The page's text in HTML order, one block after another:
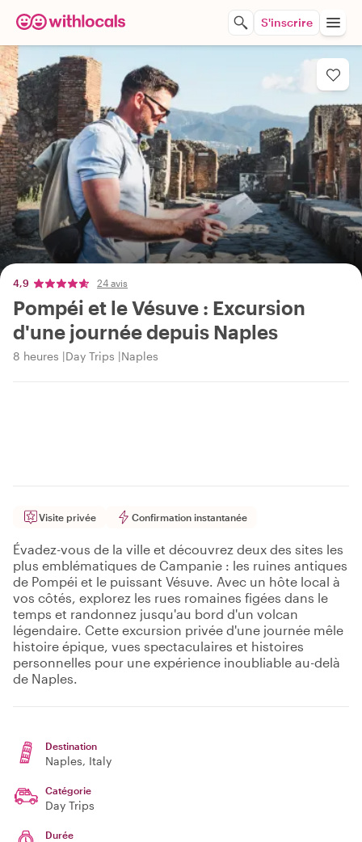
S'inscrire
4,9 24 avis
Pompéi et le Vésuve : Excursion
d'une journée depuis Naples
8 heures Day Trips Naples
Visite privée Confirmation instantanée
Évadez-vous de la ville et découvrez deux des sites les
plus emblématiques de Campanie : les ruines antiques
de Pompéi et le puissant Vésuve. Avec un hôte local à
vos côtés, explorez les rues romaines figées dans le
temps et randonnez jusqu'au bord d'un volcan
légendaire. Cette excursion privée d'une journée mêle
histoire épique, vues spectaculaires et histoires
personnelles pour une expérience inoubliable au-delà
de Naples.
Destination
Naples, Italy
Catégorie
Day Trips
Durée